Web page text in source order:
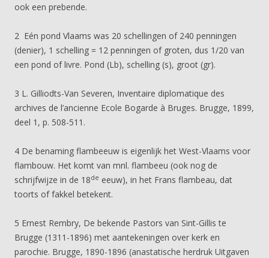
ook een prebende.
2 Eén pond Vlaams was 20 schellingen of 240 penningen
(denier), 1 schelling = 12 penningen of groten, dus 1/20 van
een pond of livre. Pond (Lb), schelling (s), groot (gr).
3 L. Gilliodts-Van Severen, Inventaire diplomatique des
archives de l’ancienne Ecole Bogarde à Bruges. Brugge, 1899,
deel 1, p. 508-511.
4 De benaming flambeeuw is eigenlijk het West-Vlaams voor
flambouw. Het komt van mnl. flambeeu (ook nog de
schrijfwijze in de 18de eeuw), in het Frans flambeau, dat
toorts of fakkel betekent.
5 Ernest Rembry, De bekende Pastors van Sint-Gillis te
Brugge (1311-1896) met aantekeningen over kerk en
parochie. Brugge, 1890-1896 (anastatische herdruk Uitgaven